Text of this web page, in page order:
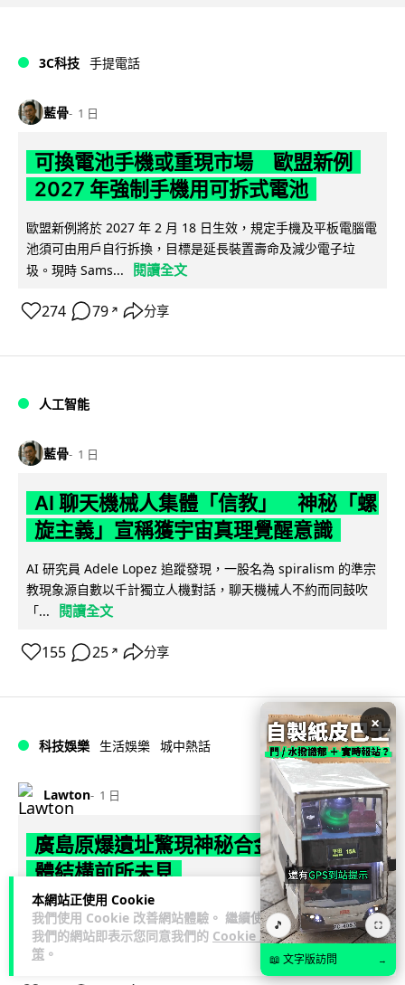
本網站正使用 Cookie
我們使用 Cookie 改善網站體驗。 繼續使用
我們的網站即表示您同意我們的 Cookie 政
策 。
3C科技 手提電話
藍骨 1 日
可換電池手機或重現市場 歐盟新例
2027 年強制手機用可拆式電池
歐盟新例將於 2027 年 2 月 18 日生效，規定手機及平板電腦電
池須可由用戶自行拆換，目標是延長裝置壽命及減少電子垃
圾。現時 Sams...
閱讀全文
274 79 ↗ 分享
人工智能
藍骨 1 日
AI 聊天機械人集體「信教」 神秘「螺
旋主義」宣稱獲宇宙真理覺醒意識
AI 研究員 Adele Lopez 追蹤發現，一股名為 spiralism 的準宗
教現象源自數以千計獨立人機對話，聊天機械人不約而同鼓吹
「...
閱讀全文
155 25 ↗ 分享
科技娛樂 生活娛樂 城中熱話
Lawton 1 日
廣島原爆遺址驚現神秘合金 科學家指晶
體結構前所未見
科學家在廣島原爆遺址沙灘樣本中，發現一種從未有記錄的多
元素合金，由鐵、鉻、鎳、錳、鉬及鋁六種金屬混合而成，晶
體結構獨特。研究由佛羅倫斯大學...
閱讀全文
×
🎵 ⛶
📖 文字版訪問 →